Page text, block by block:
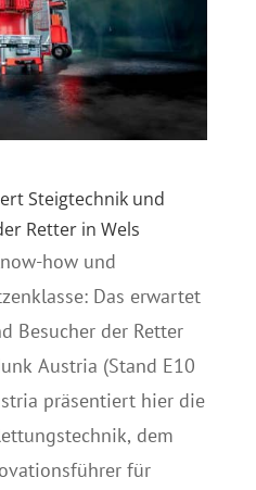
Steigtechnik und
Retter in Wels
how und
Das erwartet
Besucher der Retter
Austria (Stand E10
präsentiert hier die
dem
für